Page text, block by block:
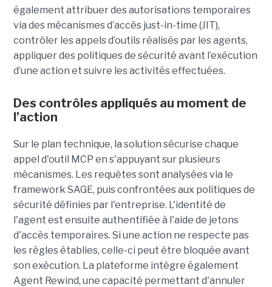
également attribuer des autorisations temporaires
via des mécanismes d’accès just-in-time (JIT),
contrôler les appels d’outils réalisés par les agents,
appliquer des politiques de sécurité avant l’exécution
d’une action et suivre les activités effectuées.
Des contrôles appliqués au moment de
l’action
Sur le plan technique, la solution sécurise chaque
appel d'outil MCP en s'appuyant sur plusieurs
mécanismes. Les requêtes sont analysées via le
framework SAGE, puis confrontées aux politiques de
sécurité définies par l'entreprise. L'identité de
l'agent est ensuite authentifiée à l'aide de jetons
d'accès temporaires. Si une action ne respecte pas
les règles établies, celle-ci peut être bloquée avant
son exécution. La plateforme intègre également
Agent Rewind, une capacité permettant d'annuler